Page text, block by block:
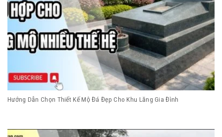
Hướng Dẫn Chọn Thiết Kế Mộ Đá Đẹp Cho Khu Lăng Gia Đình